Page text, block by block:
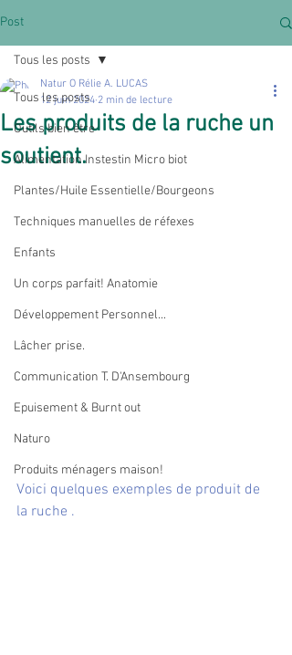
Post
Tous les posts
Outils bien être
Alimentation Instestin Micro biot
Plantes/Huile Essentielle/Bourgeons
Techniques manuelles de réfexes
Enfants
Un corps parfait! Anatomie
Développement Personnel...
Lâcher prise.
Communication T. D'Ansembourg
Epuisement & Burnt out
Naturo
Produits ménagers maison!
Tous les posts
Les produits de la ruche un
soutient.
Natur O Rélie A. LUCAS
12 juin 2024 2 min de lecture
Voici quelques exemples de produit de
la ruche .